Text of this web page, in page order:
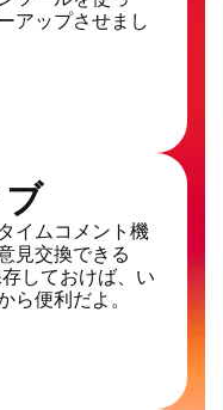
アップさせまし
イムコメント機
見交換できる
しておけば、い
ら便利だよ。